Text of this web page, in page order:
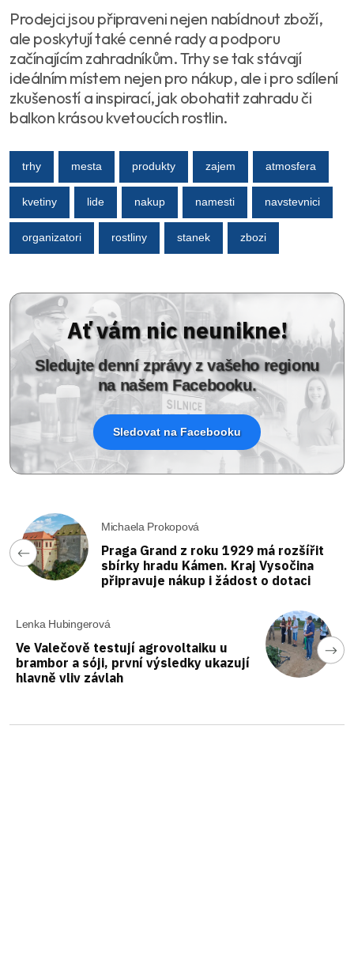
Prodejci jsou připraveni nejen nabídnout zboží,
ale poskytují také cenné rady a podporu
začínajícím zahradníkům. Trhy se tak stávají
ideálním místem nejen pro nákup, ale i pro sdílení
zkušeností a inspirací, jak obohatit zahradu či
balkon krásou kvetoucích rostlin.
trhy mesta produkty zajem atmosfera
kvetiny lide nakup namesti navstevnici
organizatori rostliny stanek zbozi
Ať vám nic neunikne!
Sledujte denní zprávy z vašeho regionu
na našem Facebooku.
Sledovat na Facebooku
Michaela Prokopová
Praga Grand z roku 1929 má rozšířit
sbírky hradu Kámen. Kraj Vysočina
připravuje nákup i žádost o dotaci
Lenka Hubingerová
Ve Valečově testují agrovoltaiku u
brambor a sóji, první výsledky ukazují
hlavně vliv závlah